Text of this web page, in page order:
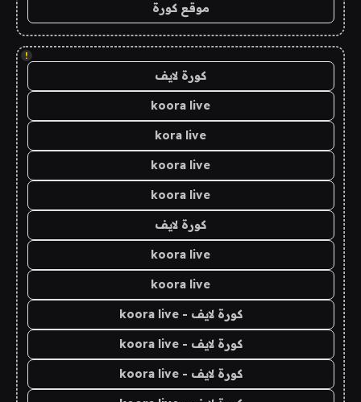
موقع كورة
!
كورة لايف
koora live
kora live
koora live
koora live
كورة لايف
koora live
koora live
كورة لايف - koora live
كورة لايف - koora live
كورة لايف - koora live